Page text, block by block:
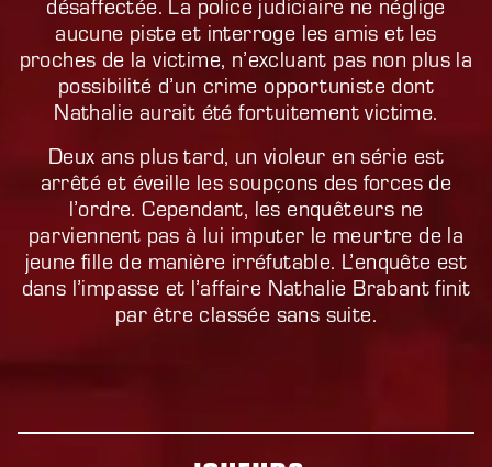
aucune piste et interroge les amis et les
proches de la victime, n’excluant pas non plus la
possibilité d’un crime opportuniste dont
Nathalie aurait été fortuitement victime.
Deux ans plus tard, un violeur en série est
arrêté et éveille les soupçons des forces de
l’ordre. Cependant, les enquêteurs ne
parviennent pas à lui imputer le meurtre de la
jeune fille de manière irréfutable. L’enquête est
dans l’impasse et l’affaire Nathalie Brabant finit
par être classée sans suite.